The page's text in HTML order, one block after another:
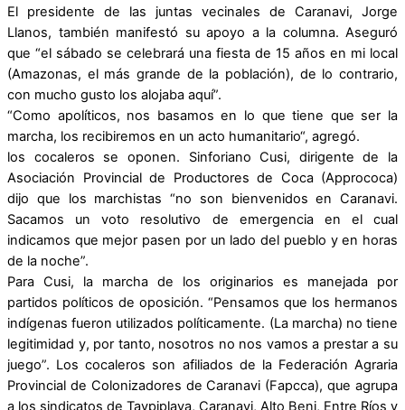
El presidente de las juntas vecinales de Caranavi, Jorge
Llanos, también manifestó su apoyo a la columna. Aseguró
que “el sábado se celebrará una fiesta de 15 años en mi local
(Amazonas, el más grande de la población), de lo contrario,
con mucho gusto los alojaba aquí”.
“Como apolíticos, nos basamos en lo que tiene que ser la
marcha, los recibiremos en un acto humanitario“, agregó.
los cocaleros se oponen. Sinforiano Cusi, dirigente de la
Asociación Provincial de Productores de Coca (Apprococa)
dijo que los marchistas “no son bienvenidos en Caranavi.
Sacamos un voto resolutivo de emergencia en el cual
indicamos que mejor pasen por un lado del pueblo y en horas
de la noche”.
Para Cusi, la marcha de los originarios es manejada por
partidos políticos de oposición. “Pensamos que los hermanos
indígenas fueron utilizados políticamente. (La marcha) no tiene
legitimidad y, por tanto, nosotros no nos vamos a prestar a su
juego”. Los cocaleros son afiliados de la Federación Agraria
Provincial de Colonizadores de Caranavi (Fapcca), que agrupa
a los sindicatos de Taypiplaya, Caranavi, Alto Beni, Entre Ríos y